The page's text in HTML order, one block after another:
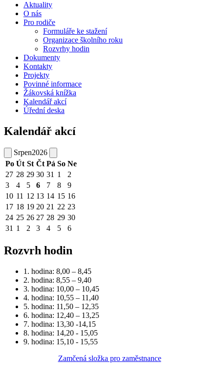
Aktuality
O nás
Pro rodiče
Formuláře ke stažení
Organizace školního roku
Rozvrhy hodin
Dokumenty
Kontakty
Projekty
Povinné informace
Žákovská knížka
Kalendář akcí
Úřední deska
Kalendář akcí
Srpen2026
Po Út St Čt Pá So Ne
27 28 29 30 31 1
2
3
4 5 6 7 8
9
10 11 12 13 14 15 16
17 18 19 20 21 22 23
24 25 26 27 28 29 30
31 1 2 3 4 5 6
Rozvrh hodin
1. hodina: 8,00 – 8,45
2. hodina: 8,55 – 9,40
3. hodina: 10,00 – 10,45
4. hodina: 10,55 – 11,40
5. hodina: 11,50 – 12,35
6. hodina: 12,40 – 13,25
7. hodina: 13,30 -14,15
8. hodina: 14,20 - 15,05
9. hodina: 15,10 - 15,55
Zamčená složka pro zaměstnance